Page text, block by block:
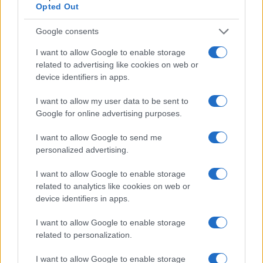
Opted Out
Google consents
I want to allow Google to enable storage
related to advertising like cookies on web or
device identifiers in apps.
I want to allow my user data to be sent to
Google for online advertising purposes.
I want to allow Google to send me
personalized advertising.
I want to allow Google to enable storage
related to analytics like cookies on web or
device identifiers in apps.
I want to allow Google to enable storage
related to personalization.
I want to allow Google to enable storage
gdmast(@gdmast)
6 Νοεμβρίου 2024 09:31
#634830
Όπως και να έχει, οι Ιταλοί φτιάχνουν πλοία για σύρραξη, όχι για
επίδειξη σημαίας.
Καλά ή μέτρια, τα φτιάχνουν για το χειρότερο σενάριο.
Reply
6 Νοεμβρίου 2024 09:52
#634837
Πέραν των άλλων παραμέτρων, ιδανικό σκάφος για
Λες ουπς! σόρυ! και σου απαντάει ο άλλος γλου γλου, νο